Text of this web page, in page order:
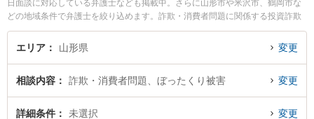
日面談に対応している弁護士なども掲載中。さらに山形市や米沢市、鶴岡市な
どの地域条件で弁護士を絞り込めます。詐欺・消費者問題に関係する投資詐欺
や副業詐欺、FX詐欺等の細かな分野での絞り込み検索もでき便利です。特に及
川法律事務所の及川 善大弁護士や樹氷の森法律事務所の細江 大樹弁護士、長岡
ブルを今すぐに弁護士に相談したい』『ぼったくり被害のトラブル解決の実績
豊富な近くの弁護士を検索したい』『初回相談無料でぼったくり被害を法律相
談できる山形県内の弁護士に相談予約したい』などでお困りの相談者さんにお
エリア 山形県 変更
相談内容 詐欺・消費者問題、ぼったくり被害 変更
詳細条件 未選択 変更